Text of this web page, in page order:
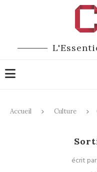
Accueil Culture
écrit par